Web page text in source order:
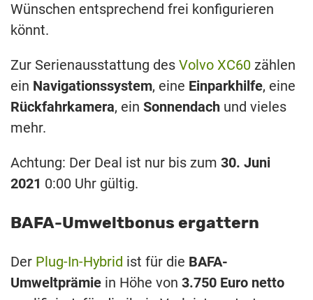
Wünschen entsprechend frei konfigurieren
könnt.
Zur Serienausstattung des Volvo XC60 zählen
ein Navigationssystem, eine Einparkhilfe, eine
Rückfahrkamera, ein Sonnendach und vieles
mehr.
Achtung: Der Deal ist nur bis zum 30. Juni
2021 0:00 Uhr gültig.
BAFA-Umweltbonus ergattern
Der Plug-In-Hybrid ist für die BAFA-
Umweltprämie in Höhe von 3.750 Euro netto